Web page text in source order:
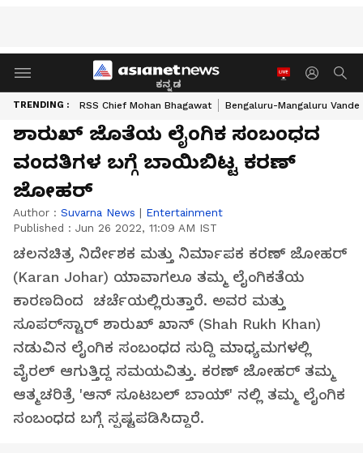
ಕನ್ನಡ
TRENDING : RSS Chief Mohan Bhagawat Bengaluru-Mangaluru
ಶಾರುಖ್‌ ಜೊತೆಯ ಲೈಂಗಿಕ ಸಂಬಂಧದ
ವಂದತಿಗಳ ಬಗ್ಗೆ ಬಾಯಿಬಿಟ್ಟ ಕರಣ್‌
ಜೋಹರ್‌
Author : Suvarna News | Entertainment
Published : Jun 26 2022, 11:09 AM IST
ಚಲನಚಿತ್ರ ನಿರ್ದೇಶಕ ಮತ್ತು ನಿರ್ಮಾಪಕ ಕರಣ್ ಜೋಹರ್
(Karan Johar) ಯಾವಾಗಲೂ ತಮ್ಮ ಲೈಂಗಿಕತೆಯ
ಕಾರಣದಿಂದ ಚರ್ಚೆಯಲ್ಲಿರುತ್ತಾರೆ. ಅವರ ಮತ್ತು
ಸೂಪರ್‌ಸ್ಟಾರ್ ಶಾರುಖ್ ಖಾನ್ (Shah Rukh Khan)
ನಡುವಿನ ಲೈಂಗಿಕ ಸಂಬಂಧದ ಸುದ್ದಿ ಮಾಧ್ಯಮಗಳಲ್ಲಿ
ವೈರಲ್ ಆಗುತ್ತಿದ್ದ ಸಮಯವಿತ್ತು. ಕರಣ್ ಜೋಹರ್ ತಮ್ಮ
ಆತ್ಮಚರಿತ್ರೆ 'ಆನ್ ಸೂಟಬಲ್ ಬಾಯ್' ನಲ್ಲಿ ತಮ್ಮ ಲೈಂಗಿಕ
ಸಂಬಂಧದ ಬಗ್ಗೆ ಸ್ಪಷ್ಟಪಡಿಸಿದ್ದಾರೆ.